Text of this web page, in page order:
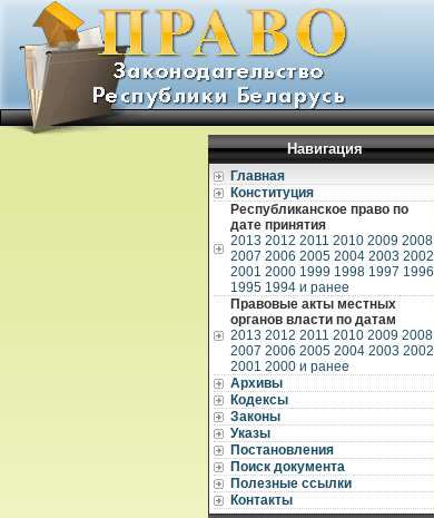
Навигация
Главная
Конституция
Республиканское право по
дате принятия
2013 2012 2011 2010 2009 2008
2007 2006 2005 2004 2003 2002
2001 2000 1999 1998 1997 1996
1995 1994 и ранее
Правовые акты местных
органов власти по датам
2013 2012 2011 2010 2009 2008
2007 2006 2005 2004 2003 2002
2001 2000 и ранее
Архивы
Кодексы
Законы
Указы
Постановления
Поиск документа
Полезные ссылки
Контакты